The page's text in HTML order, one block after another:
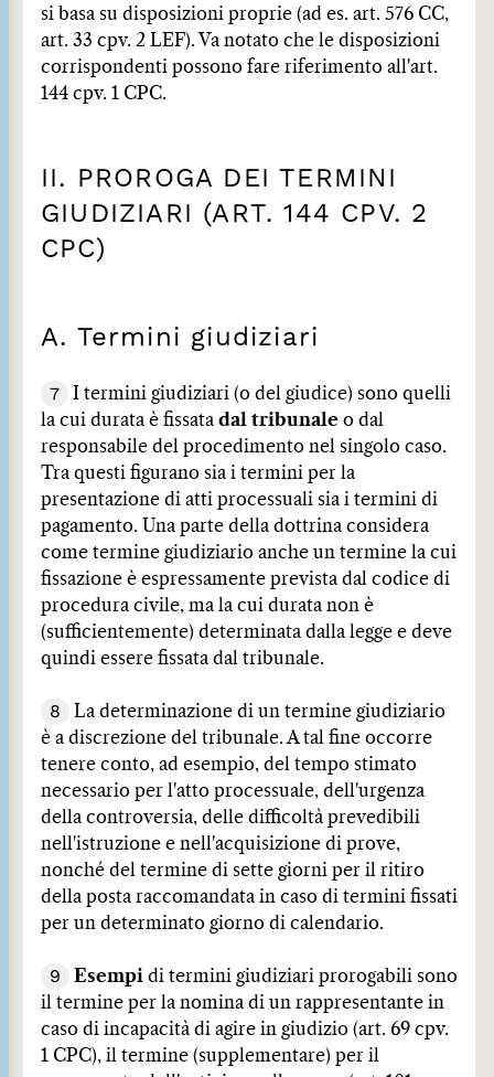
si basa su disposizioni proprie (ad es. art. 576 CC,
art. 33 cpv. 2 LEF). Va notato che le disposizioni
corrispondenti possono fare riferimento all'art.
144 cpv. 1 CPC.
II. PROROGA DEI TERMINI
GIUDIZIARI (ART. 144 CPV. 2
CPC)
A. Termini giudiziari
7
I termini giudiziari (o del giudice) sono quelli
la cui durata è fissata dal tribunale o dal
responsabile del procedimento nel singolo caso.
Tra questi figurano sia i termini per la
presentazione di atti processuali sia i termini di
pagamento. Una parte della dottrina considera
come termine giudiziario anche un termine la cui
fissazione è espressamente prevista dal codice di
procedura civile, ma la cui durata non è
(sufficientemente) determinata dalla legge e deve
quindi essere fissata dal tribunale.
8
La determinazione di un termine giudiziario
è a discrezione del tribunale. A tal fine occorre
tenere conto, ad esempio, del tempo stimato
necessario per l'atto processuale, dell'urgenza
della controversia, delle difficoltà prevedibili
nell'istruzione e nell'acquisizione di prove,
nonché del termine di sette giorni per il ritiro
della posta raccomandata in caso di termini fissati
per un determinato giorno di calendario.
9 Esempi di termini giudiziari prorogabili sono
il termine per la nomina di un rappresentante in
caso di incapacità di agire in giudizio (art. 69 cpv.
1 CPC), il termine (supplementare) per il